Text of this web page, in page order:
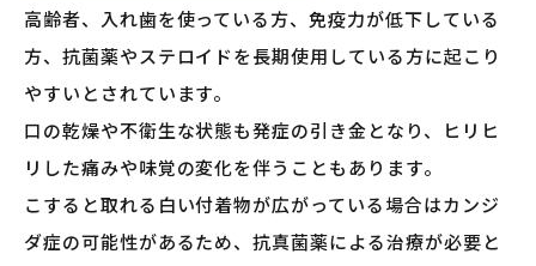
高齢者、入れ歯を使っている方、免疫力が低下している
方、抗菌薬やステロイドを長期使用している方に起こり
やすいとされています。
口の乾燥や不衛生な状態も発症の引き金となり、ヒリヒ
リした痛みや味覚の変化を伴うこともあります。
こすると取れる白い付着物が広がっている場合はカンジ
ダ症の可能性があるため、抗真菌薬による治療が必要と